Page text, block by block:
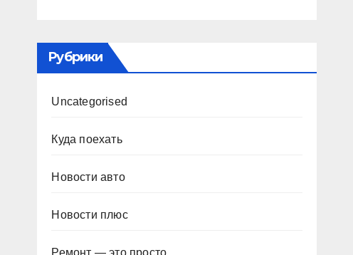
Рубрики
Uncategorised
Куда поехать
Новости авто
Новости плюс
Ремонт — это просто